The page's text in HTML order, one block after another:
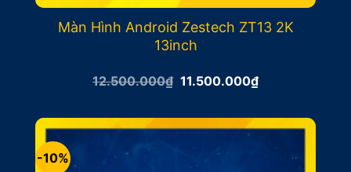
Màn Hình Android Zestech ZT13 2K
13inch
12.500.000₫ Giá
12.500.000₫.
11.500.000₫Giá
hiện
là:
11.500.000₫.
-10%